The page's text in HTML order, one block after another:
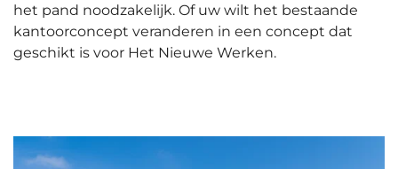
het pand noodzakelijk. Of uw wilt het bestaande
kantoorconcept veranderen in een concept dat
geschikt is voor Het Nieuwe Werken.